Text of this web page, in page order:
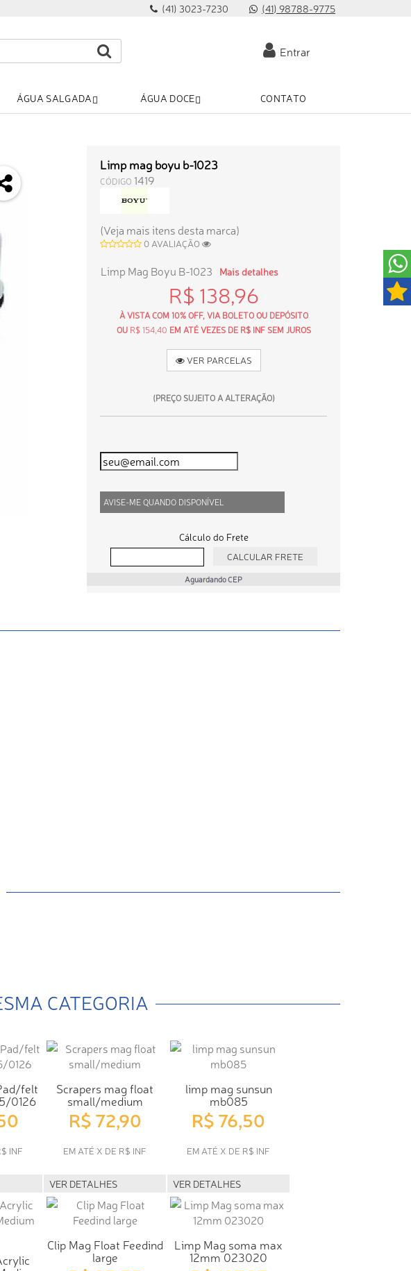
(41) 3023-7230 (41) 98788-9775
Entrar
ÁGUA SALGADA ÁGUA DOCE CONTATO
Limp mag boyu b-1023
CÓDIGO 1419
(Veja mais itens desta marca)
0 AVALIAÇÃO
Limp Mag Boyu B-1023 Mais detalhes
R$ 138,96
À VISTA COM 10% OFF, VIA BOLETO OU DEPÓSITO
OU R$ 154,40 EM ATÉ VEZES DE R$ INF SEM JUROS
VER PARCELAS
(PREÇO SUJEITO A ALTERAÇÃO)
AVISE-ME QUANDO DISPONÍVEL
Cálculo do Frete
Aguardando CEP
CATEGORIA
felt
0126
INF
Scrapers mag float
small/medium
R$ 72,90
EM ATÉ X DE R$ INF
VER DETALHES
limp mag sunsun
mb085
R$ 76,50
EM ATÉ X DE R$ INF
VER DETALHES
Clip Mag Float Feedind
large
Limp Mag soma max
12mm 023020